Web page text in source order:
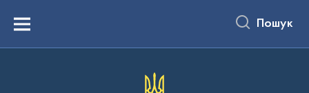
вмістуMenu Пошук